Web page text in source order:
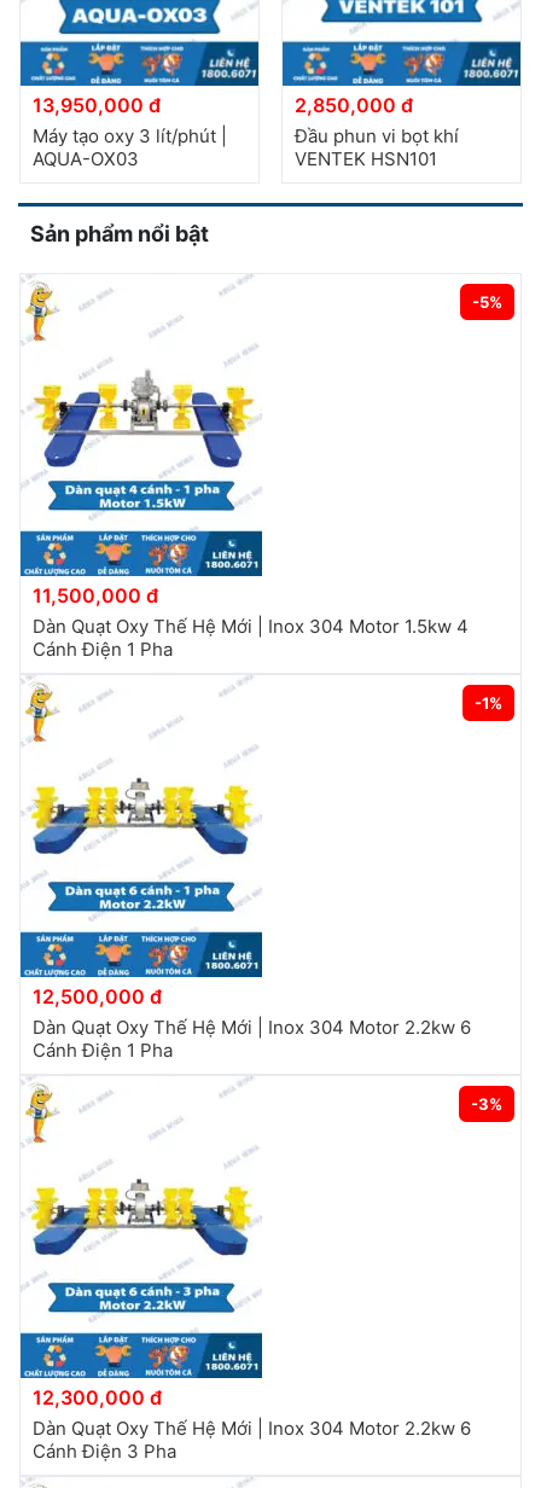
13,950,000 đ
Máy tạo oxy 3 lít/phút |
AQUA-OX03
2,850,000 đ
Đầu phun vi bọt khí
VENTEK HSN101
Sản phẩm nổi bật
-5%
11,500,000 đ
Dàn Quạt Oxy Thế Hệ Mới | Inox 304 Motor 1.5kw 4
Cánh Điện 1 Pha
-1%
12,500,000 đ
Dàn Quạt Oxy Thế Hệ Mới | Inox 304 Motor 2.2kw 6
Cánh Điện 1 Pha
-3%
12,300,000 đ
Dàn Quạt Oxy Thế Hệ Mới | Inox 304 Motor 2.2kw 6
Cánh Điện 3 Pha